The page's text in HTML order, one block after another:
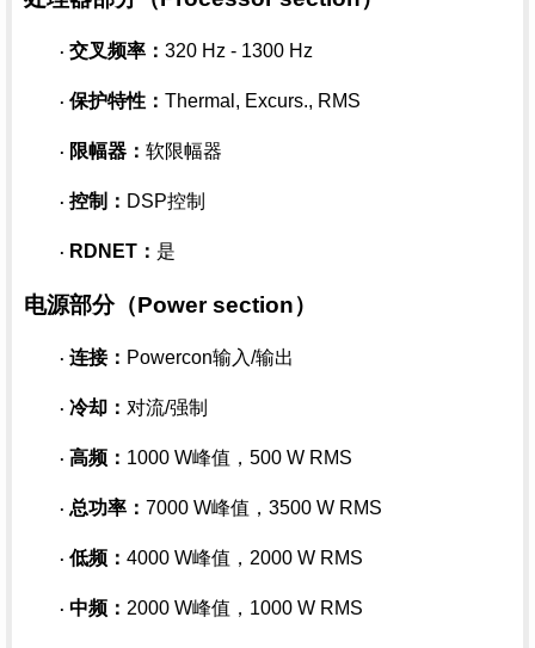
· 交叉频率： 320 Hz - 1300 Hz
· 保护特性： Thermal, Excurs., RMS
· 限幅器： 软限幅器
· 控制： DSP控制
· RDNET： 是
电源部分（Power section）
· 连接： Powercon输入/输出
· 冷却： 对流/强制
· 高频： 1000 W峰值，500 W RMS
· 总功率： 7000 W峰值，3500 W RMS
· 低频： 4000 W峰值，2000 W RMS
· 中频： 2000 W峰值，1000 W RMS